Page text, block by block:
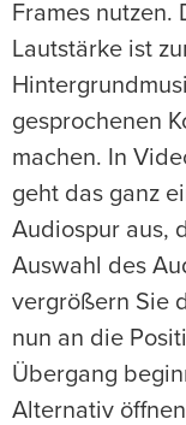
Frames nutzen.
Lautstärke ist
gesprochenen
machen. In
geht das ganz
Audiospur aus,
Auswahl des
vergrößern Sie
nun an die
Übergang
Alternativ